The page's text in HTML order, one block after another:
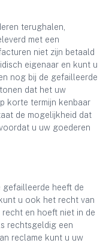
terughalen,
met een
niet zijn betaald
eigenaar en kunt u
nog bij de gefailleerde
dat het uw
korte termijn kenbaar
de mogelijkheid dat
u uw goederen
gefailleerde heeft de
u ook het recht van
en hoeft niet in de
rechtsgeldig een
reclame kunt u uw